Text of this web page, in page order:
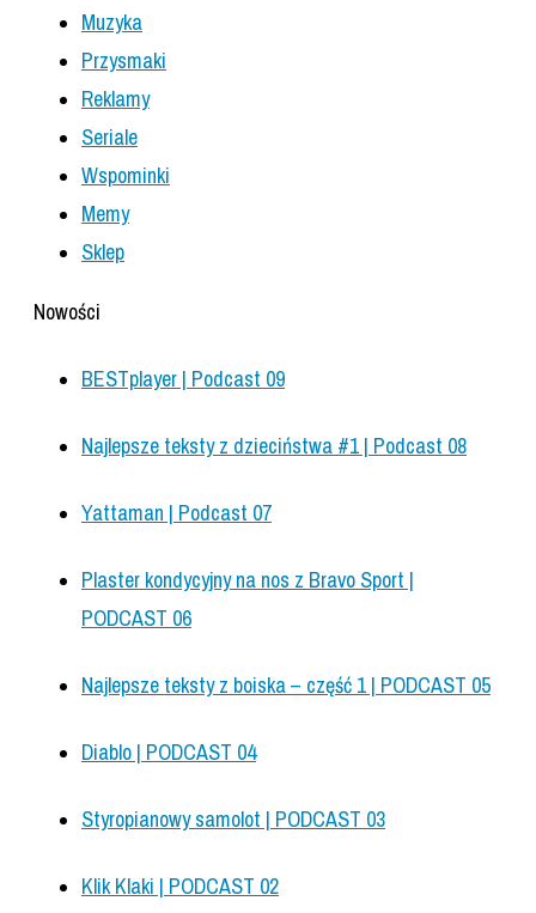
Muzyka
Przysmaki
Reklamy
Seriale
Wspominki
Memy
Sklep
Nowości
BESTplayer | Podcast 09
Najlepsze teksty z dzieciństwa #1 | Podcast 08
Yattaman | Podcast 07
Plaster kondycyjny na nos z Bravo Sport |
PODCAST 06
Najlepsze teksty z boiska – część 1 | PODCAST 05
Diablo | PODCAST 04
Styropianowy samolot | PODCAST 03
Klik Klaki | PODCAST 02